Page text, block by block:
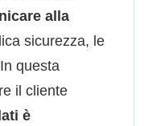
alla
sicurezza, le
questa
il cliente
è